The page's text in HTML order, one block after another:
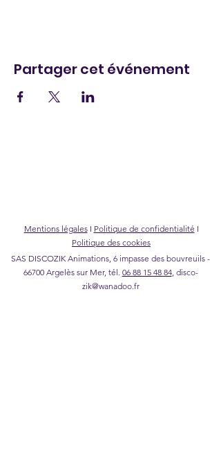
Partager cet événement
Mentions légalesI Politique de confidentialité I
Politique des cookies
SAS DISCOZIK Animations, 6 impasse des bouvreuils -
66700 Argelès sur Mer, tél. 06 88 15 48 84, disco-
zik@wanadoo.fr